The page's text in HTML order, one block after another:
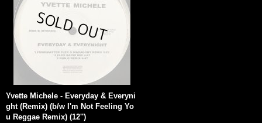
Yvette Michele - Everyday & Everyni
ght (Remix) (b/w I'm Not Feeling Yo
u Reggae Remix) (12'')